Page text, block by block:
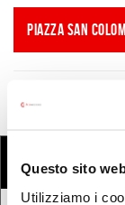
Questo sito
Utilizziamo i
PIAZZA SAN
Eventi
Cerca eventi